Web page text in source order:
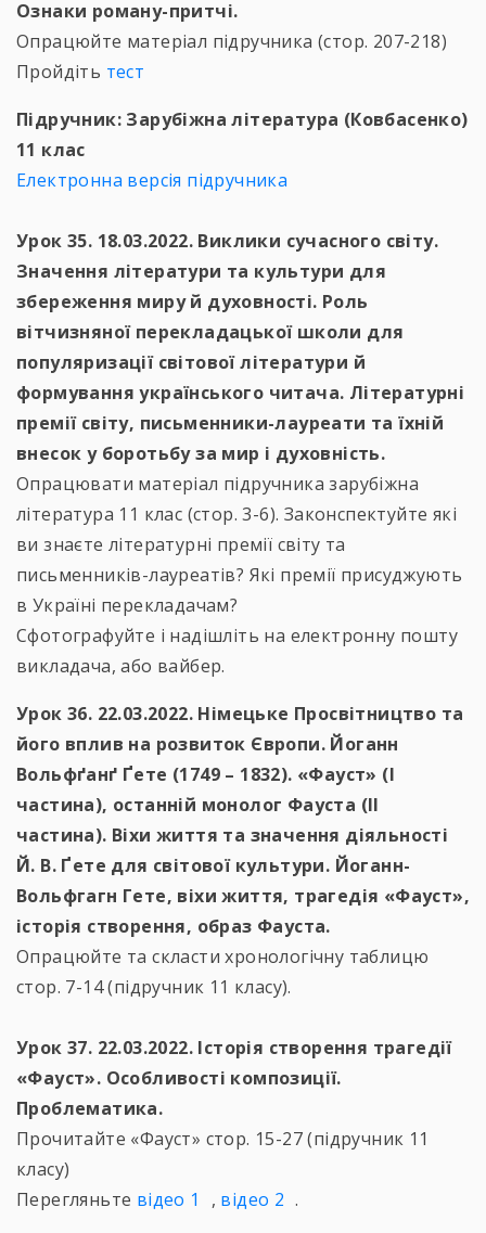
Ознаки роману-притчі.
Опрацюйте матеріал підручника (стор. 207-218)
Пройдіть тест
Підручник: Зарубіжна література (Ковбасенко)
11 клас
Електронна версія підручника
Урок 35. 18.03.2022. Виклики сучасного світу.
Значення літератури та культури для
збереження миру й духовності. Роль
вітчизняної перекладацької школи для
популяризації світової літератури й
формування українського читача. Літературні
премії світу, письменники-лауреати та їхній
внесок у боротьбу за мир і духовність.
Опрацювати матеріал підручника зарубіжна
література 11 клас (стор. 3-6). Законспектуйте які
ви знаєте літературні премії світу та
письменників-лауреатів? Які премії присуджують
в Україні перекладачам?
Сфотографуйте і надішліть на електронну пошту
викладача, або вайбер.
Урок 36. 22.03.2022. Німецьке Просвітництво та
його вплив на розвиток Європи. Йоганн
Вольфґанґ Ґете (1749 – 1832). «Фауст» (І
частина), останній монолог Фауста (ІІ
частина). Віхи життя та значення діяльності
Й. В. Ґете для світової культури. Йоганн-
Вольфгагн Гете, віхи життя, трагедія «Фауст»,
історія створення, образ Фауста.
Опрацюйте та скласти хронологічну таблицю
стор. 7-14 (підручник 11 класу).
Урок 37. 22.03.2022. Історія створення трагедії
«Фауст». Особливості композиції.
Проблематика.
Прочитайте «Фауст» стор. 15-27 (підручник 11
класу)
Перегляньте відео 1 , відео 2 .